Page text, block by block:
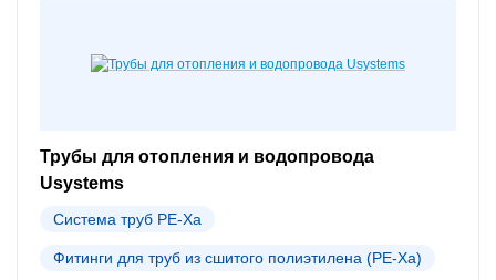
Трубы для отопления и водопровода
Usystems
Система труб PE-Xa
Фитинги для труб из сшитого полиэтилена (PE-Xa)